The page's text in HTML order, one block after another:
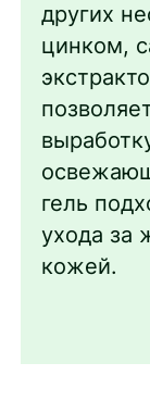
других
цинком,
гель
ухода за
кожей.